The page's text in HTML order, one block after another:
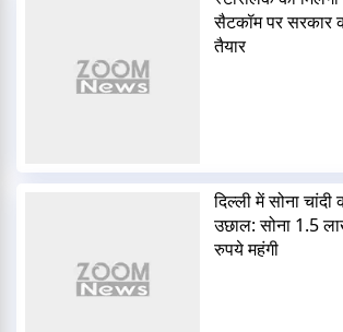
सैटकॉम पर सरकार
तैयार
दिल्ली में सोना चांदी
उछाल: सोना 1.5
रुपये महंगी